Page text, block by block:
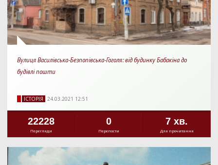
Вулиця Василівська-Безпопівська-Гоголя: від будинку Бабакіна до
будівлі пошти
IСТОРIЯ 24.03.2021 12:51
22228
Перегляди
0
Перепости
7 хв.
Для прочитання